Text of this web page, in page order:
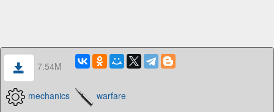
7.54M
mechanics warfare